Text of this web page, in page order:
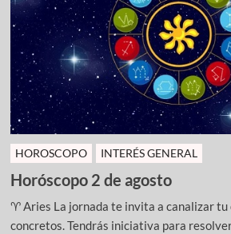
HOROSCOPO INTERÉS GENERAL
Horóscopo 2 de agosto
♈ Aries La jornada te invita a canalizar
concretos. Tendrás iniciativa para